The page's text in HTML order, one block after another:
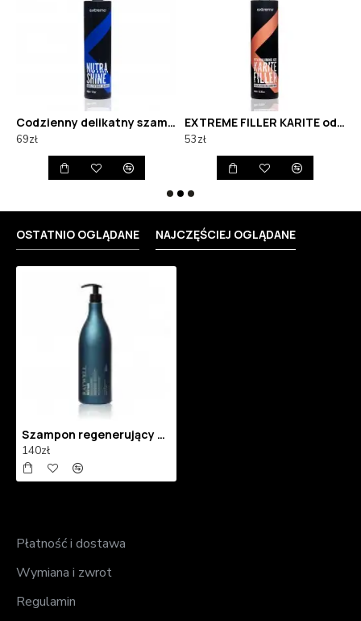
Codzienny delikatny szampon EXTREMO NUTRA SHINE
69zł
EXTREME FILLER KARITE odżywka do włosów kręconych
53zł
OSTATNIO OGLĄDANE NAJCZĘŚCIEJ OGLĄDANE
Szampon regenerujący do włosów RAYWELL B.IO REPAIR 1000 ml
140zł
Płatność i dostawa
Wymiana i zwrot
Regulamin